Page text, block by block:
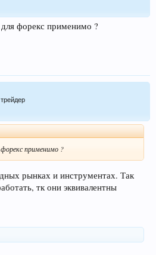
форекс применимо ?
применимо ?
рынках и инструментах. Так
тк они эквивалентны